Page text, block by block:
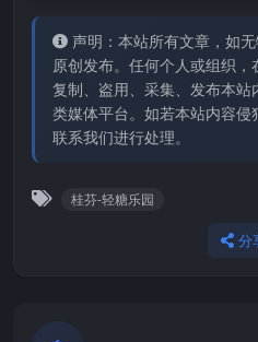
声明：本站所有文章，如
原创发布。任何个人或组织
复制、盗用、采集、发布本
类媒体平台。如若本站内容
联系我们进行处理。
桂芬-轻糖乐园
分